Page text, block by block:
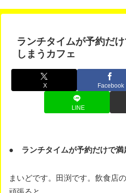
ランチタイムが予約だ
しまうカフェ
X Facebook
LINE
● ランチタイムが予約だけで満
まいどです。田渕です。飲食店